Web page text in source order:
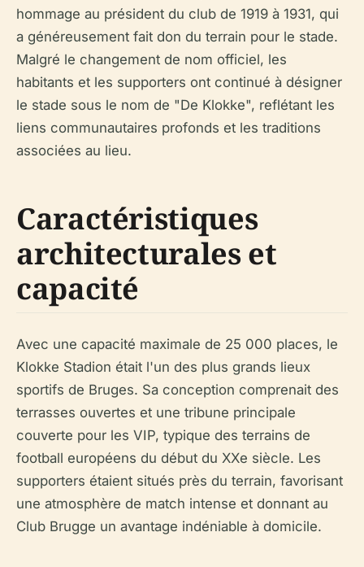
hommage au président du club de 1919 à 1931, qui
a généreusement fait don du terrain pour le stade.
Malgré le changement de nom officiel, les
habitants et les supporters ont continué à désigner
le stade sous le nom de "De Klokke", reflétant les
liens communautaires profonds et les traditions
associées au lieu.
Caractéristiques
architecturales et
capacité
Avec une capacité maximale de 25 000 places, le
Klokke Stadion était l'un des plus grands lieux
sportifs de Bruges. Sa conception comprenait des
terrasses ouvertes et une tribune principale
couverte pour les VIP, typique des terrains de
football européens du début du XXe siècle. Les
supporters étaient situés près du terrain, favorisant
une atmosphère de match intense et donnant au
Club Brugge un avantage indéniable à domicile.